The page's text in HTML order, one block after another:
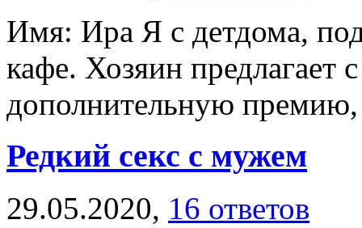
Имя: Ира Я с детдома,
кафе. Хозяин предлагает
дополнительную
Редкий секс с мужем
29.05.2020, 16 ответов